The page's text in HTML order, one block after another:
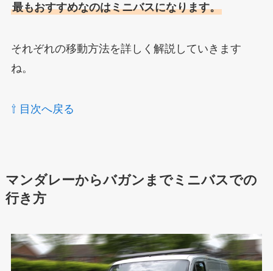
最もおすすめなのはミニバスになります。
それぞれの移動方法を詳しく解説していきます
ね。
⇧ 目次へ戻る
マンダレーからバガンまでミニバスでの
行き方